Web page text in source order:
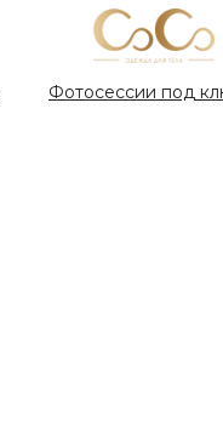
Фотосессии под